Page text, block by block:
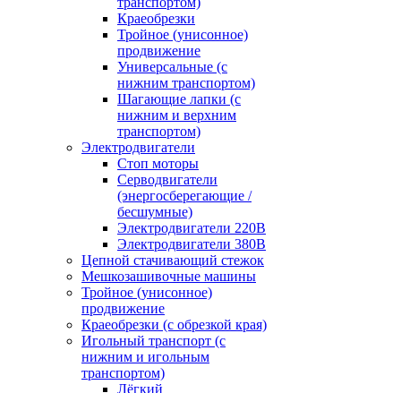
Краеобрезки
Тройное (унисонное)
продвижение
Универсальные (с
нижним транспортом)
Шагающие лапки (с
нижним и верхним
транспортом)
Электродвигатели
Стоп моторы
Серводвигатели
(энергосберегающие /
бесшумные)
Электродвигатели 220В
Электродвигатели 380В
Цепной стачивающий стежок
Мешкозашивочные машины
Тройное (унисонное)
продвижение
Краеобрезки (с обрезкой края)
Игольный транспорт (с
нижним и игольным
транспортом)
Лёгкий